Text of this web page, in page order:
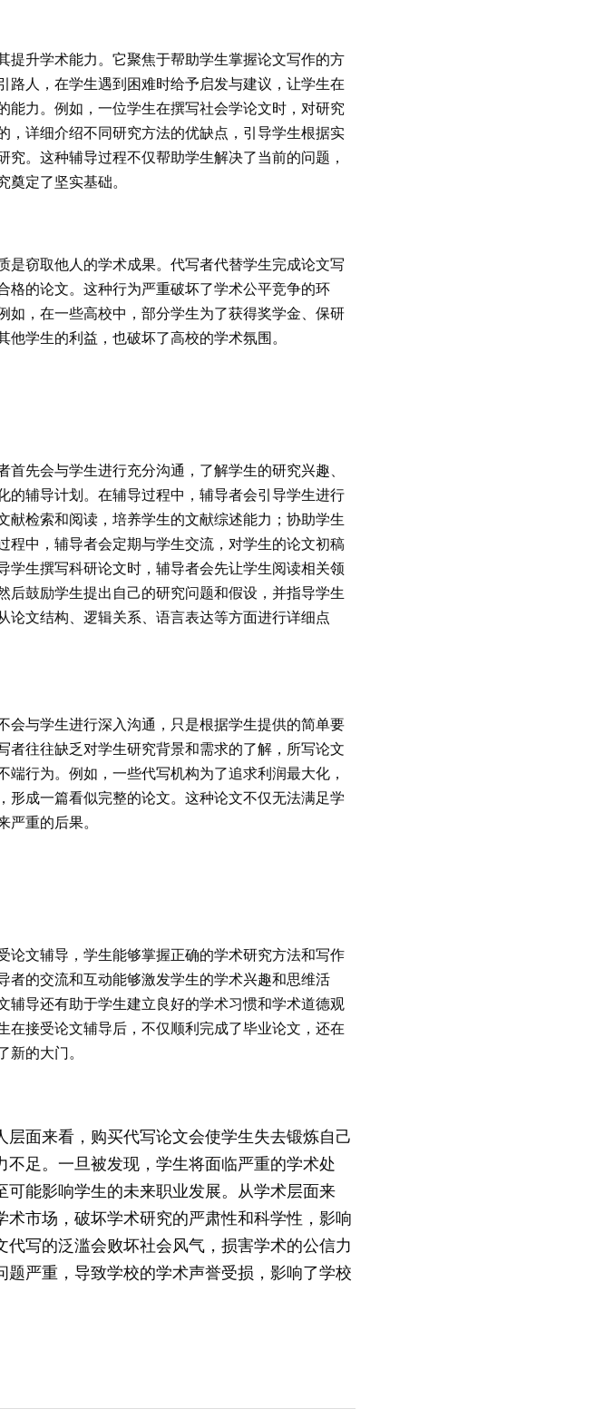
提升学术能力。它聚焦于帮助学生掌握论文写作的方
人，在学生遇到困难时给予启发与建议，让学生在
力。例如，一位学生在撰写社会学论文时，对研究
，详细介绍不同研究方法的优缺点，引导学生根据实
。这种辅导过程不仅帮助学生解决了当前的问题，
定了坚实基础。
窃取他人的学术成果。代写者代替学生完成论文写
格的论文。这种行为严重破坏了学术公平竞争的环
如，在一些高校中，部分学生为了获得奖学金、保研
学生的利益，也破坏了高校的学术氛围。
先会与学生进行充分沟通，了解学生的研究兴趣、
的辅导计划。在辅导过程中，辅导者会引导学生进行
检索和阅读，培养学生的文献综述能力；协助学生
程中，辅导者会定期与学生交流，对学生的论文初稿
生撰写科研论文时，辅导者会先让学生阅读相关领
鼓励学生提出自己的研究问题和假设，并指导学生
文结构、逻辑关系、语言表达等方面进行详细点
会与学生进行深入沟通，只是根据学生提供的简单要
往往缺乏对学生研究背景和需求的了解，所写论文
行为。例如，一些代写机构为了追求利润最大化，
成一篇看似完整的论文。这种论文不仅无法满足学
重的后果。
论文辅导，学生能够掌握正确的学术研究方法和写作
者的交流和互动能够激发学生的学术兴趣和思维活
辅导还有助于学生建立良好的学术习惯和学术道德观
接受论文辅导后，不仅顺利完成了毕业论文，还在
的大门。
面来看，购买代写论文会使学生失去锻炼自己
足。一旦被发现，学生将面临严重的学术处
能影响学生的未来职业发展。从学术层面来
市场，破坏学术研究的严肃性和科学性，影响
写的泛滥会败坏社会风气，损害学术的公信力
严重，导致学校的学术声誉受损，影响了学校